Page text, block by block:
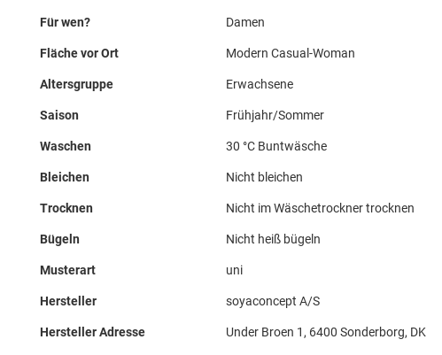
Für wen? Damen
Fläche vor Ort Modern Casual-Woman
Altersgruppe Erwachsene
Saison Frühjahr/Sommer
Waschen 30 °C Buntwäsche
Bleichen Nicht bleichen
Trocknen Nicht im Wäschetrockner trocknen
Bügeln Nicht heiß bügeln
Musterart uni
Hersteller soyaconcept A/S
Hersteller Adresse Under Broen 1, 6400 Sonderborg, DK